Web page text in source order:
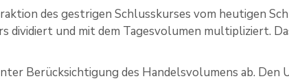
des gestrigen Schlusskurses vom heutigen
dividiert und mit dem Tagesvolumen multipliziert.
Berücksichtigung des Handelsvolumens ab. Den